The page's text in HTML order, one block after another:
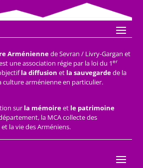
Arméniennede Sevran / Livry-Gargan et
une association régie par la loi du 1er
la diffusion et la sauvegardede la
culture arménienne en particulier.
sur la mémoireet le patrimoine
la MCA collecte des
la vie des Arméniens.